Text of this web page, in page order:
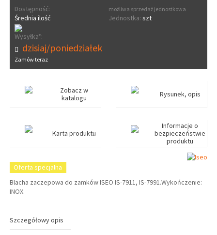
Dostępność:
Średnia ilość
możliwa sprzedaż jednostkowa
Jednostka: szt
Wysyłka*:
dzisiaj/poniedziałek
Zamów teraz
Zobacz w
katalogu
Rysunek, opis
Karta produktu
Informacje o
bezpieczeństwie
produktu
Oferta specjalna
Blacha zaczepowa do zamków ISEO IS-7911, IS-7991.Wykończenie:
INOX.
Szczegółowy opis